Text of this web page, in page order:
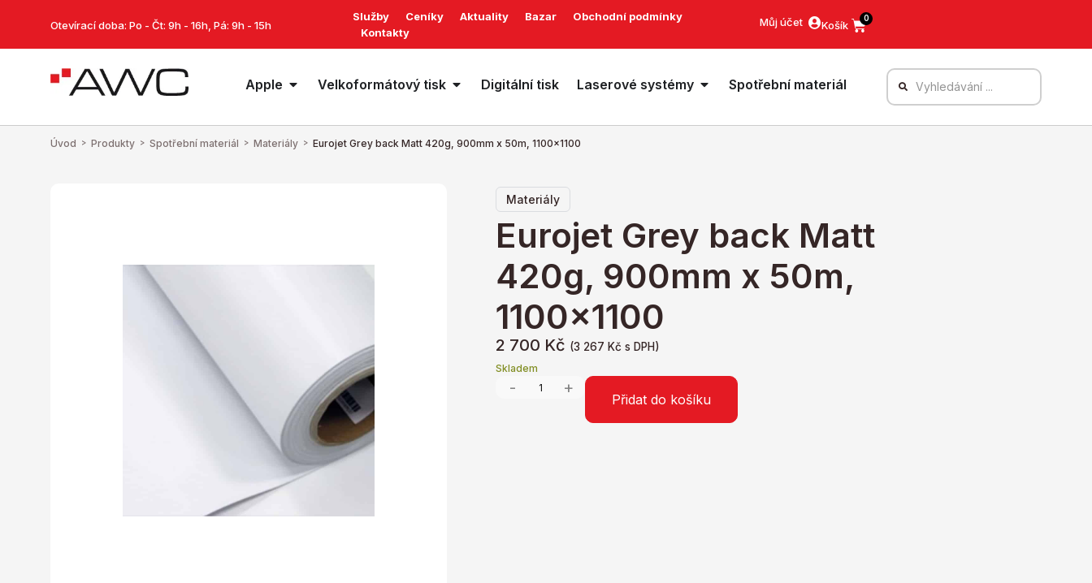
Otevírací doba: Po - Čt: 9h - 16h, Pá: 9h - 15h
Služby Ceníky Aktuality Bazar
Obchodní podmínky
Kontakty
Můj účet 0
Apple Velkoformátový tisk Digitální tisk Laserové systémy Spotřební materiál
Úvod > Produkty > Spotřební materiál > Materiály > Eurojet Grey back Matt 420g, 900mm x 50m, 1100×1100
Materiály
Eurojet Grey back Matt
420g, 900mm x 50m,
1100×1100
2 700 Kč (3 267 Kč s DPH)
Skladem
- +
Přidat do košíku